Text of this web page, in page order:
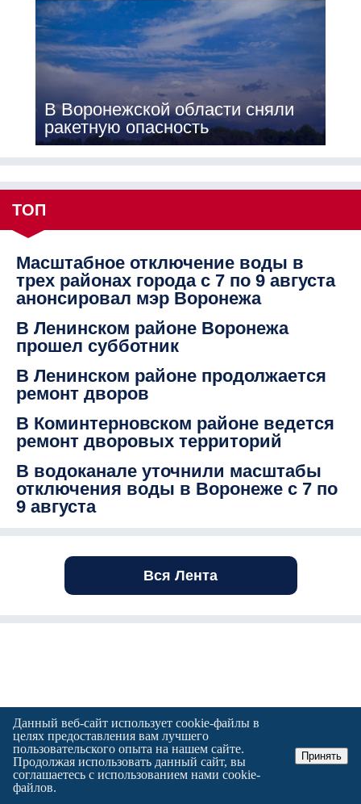
В Воронежской области сняли
ракетную опасность
ТОП
Масштабное отключение воды в
трех районах города с 7 по 9 августа
анонсировал мэр Воронежа
В Ленинском районе Воронежа
прошел субботник
В Ленинском районе продолжается
ремонт дворов
В Коминтерновском районе ведется
ремонт дворовых территорий
В водоканале уточнили масштабы
отключения воды в Воронеже с 7 по
9 августа
Вся Лента
Данный веб-сайт использует cookie-файлы в
целях предоставления вам лучшего
пользовательского опыта на нашем сайте.
Продолжая использовать данный сайт, вы
соглашаетесь с использованием нами cookie-
файлов.
Принять